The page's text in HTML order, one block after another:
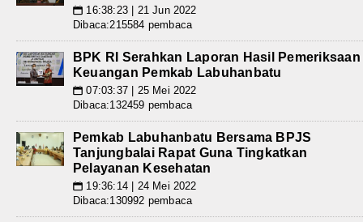
📅 16:38:23 | 21 Jun 2022
Dibaca:215584 pembaca
BPK RI Serahkan Laporan Hasil Pemeriksaan
Keuangan Pemkab Labuhanbatu
📅 07:03:37 | 25 Mei 2022
Dibaca:132459 pembaca
Pemkab Labuhanbatu Bersama BPJS
Tanjungbalai Rapat Guna Tingkatkan
Pelayanan Kesehatan
📅 19:36:14 | 24 Mei 2022
Dibaca:130992 pembaca